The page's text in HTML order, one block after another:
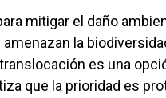
mitigar el daño
la
es una
que la prioridad es